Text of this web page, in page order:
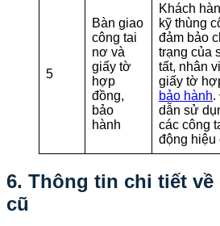
5
Bàn giao
công tai
nơ và
giấy tờ
hợp
đồng,
bảo
hành
Khách
kỹ thùng
đảm bảo
trạng của
tất, nhân
giấy tờ
bảo hành.
dẫn sử
các công
động hiệu
6. Thông tin chi tiết về
cũ